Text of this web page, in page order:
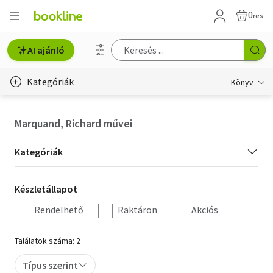
Üres
AI ajánló
Kategóriák Könyv
Hobbi, szabadidő
Irodalom
Művészet
Szakkönyv
Marquand, Richard művei
Kategória
szűrés
Kategóriák
Készletállapot
szűrés
Készletállapot
Rendelhető
Raktáron Akciós
Találatok száma: 2
Típus szerint